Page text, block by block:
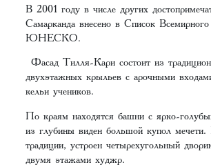
В 2001 году в числе других
Самарканда внесено в Список Всемирного
ЮНЕСКО.
Фасад Тилля-Кари состоит из
двухэтажных крыльев с арочными
кельи учеников.
По краям находятся башни с ярко-
из глубины виден большой купол мечети.
традиции, устроен четырехугольный
двумя этажами худжр.